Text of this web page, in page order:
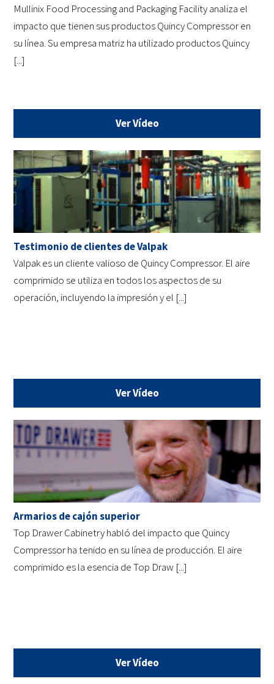
Mullinix Food Processing and Packaging Facility analiza el
impacto que tienen sus productos Quincy Compressor en
su línea. Su empresa matriz ha utilizado productos Quincy
[...]
Ver Vídeo
Testimonio de clientes de Valpak
Valpak es un cliente valioso de Quincy Compressor. El aire
comprimido se utiliza en todos los aspectos de su
operación, incluyendo la impresión y el [...]
Ver Vídeo
Armarios de cajón superior
Top Drawer Cabinetry habló del impacto que Quincy
Compressor ha tenido en su línea de producción. El aire
comprimido es la esencia de Top Draw [...]
Ver Vídeo